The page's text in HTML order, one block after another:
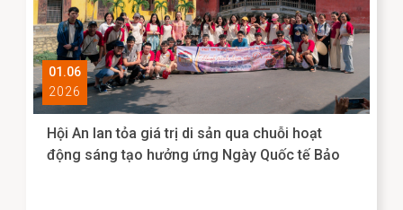
01.06
2026
Hội An lan tỏa giá trị di sản qua chuỗi hoạt
động sáng tạo hưởng ứng Ngày Quốc tế Bảo